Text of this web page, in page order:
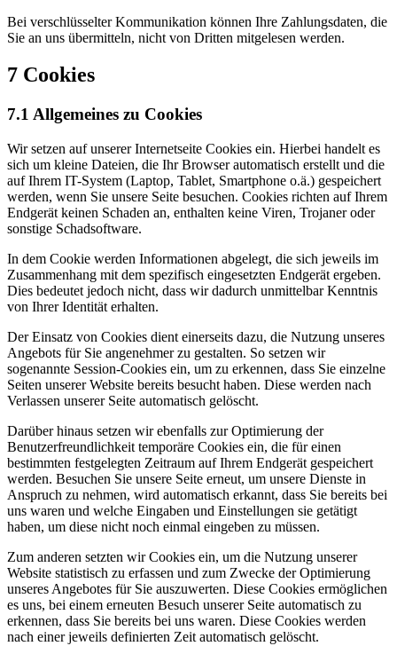
Bei verschlüsselter Kommunikation können Ihre Zahlungsdaten, die
Sie an uns übermitteln, nicht von Dritten mitgelesen werden.
7 Cookies
7.1 Allgemeines zu Cookies
Wir setzen auf unserer Internetseite Cookies ein. Hierbei handelt es
sich um kleine Dateien, die Ihr Browser automatisch erstellt und die
auf Ihrem IT-System (Laptop, Tablet, Smartphone o.ä.) gespeichert
werden, wenn Sie unsere Seite besuchen. Cookies richten auf Ihrem
Endgerät keinen Schaden an, enthalten keine Viren, Trojaner oder
sonstige Schadsoftware.
In dem Cookie werden Informationen abgelegt, die sich jeweils im
Zusammenhang mit dem spezifisch eingesetzten Endgerät ergeben.
Dies bedeutet jedoch nicht, dass wir dadurch unmittelbar Kenntnis
von Ihrer Identität erhalten.
Der Einsatz von Cookies dient einerseits dazu, die Nutzung unseres
Angebots für Sie angenehmer zu gestalten. So setzen wir
sogenannte Session-Cookies ein, um zu erkennen, dass Sie einzelne
Seiten unserer Website bereits besucht haben. Diese werden nach
Verlassen unserer Seite automatisch gelöscht.
Darüber hinaus setzen wir ebenfalls zur Optimierung der
Benutzerfreundlichkeit temporäre Cookies ein, die für einen
bestimmten festgelegten Zeitraum auf Ihrem Endgerät gespeichert
werden. Besuchen Sie unsere Seite erneut, um unsere Dienste in
Anspruch zu nehmen, wird automatisch erkannt, dass Sie bereits bei
uns waren und welche Eingaben und Einstellungen sie getätigt
haben, um diese nicht noch einmal eingeben zu müssen.
Zum anderen setzten wir Cookies ein, um die Nutzung unserer
Website statistisch zu erfassen und zum Zwecke der Optimierung
unseres Angebotes für Sie auszuwerten. Diese Cookies ermöglichen
es uns, bei einem erneuten Besuch unserer Seite automatisch zu
erkennen, dass Sie bereits bei uns waren. Diese Cookies werden
nach einer jeweils definierten Zeit automatisch gelöscht.